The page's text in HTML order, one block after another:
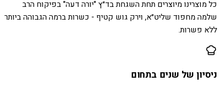
כל מוצרינו מיוצרים תחת השגחת בד״ץ "יורה דעה" בפיקוח הרב
שלמה מחפוד שליט״א, וירק גוש קטיף - כשרות ברמה הגבוהה ביותר
ללא פשרות.
ניסיון של שנים בתחום